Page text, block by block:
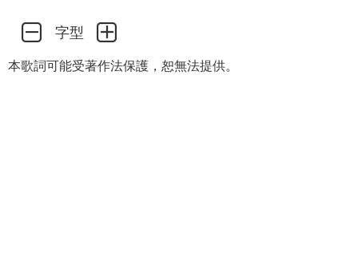
字型
本歌詞可能受著作法保護，恕無法提供。